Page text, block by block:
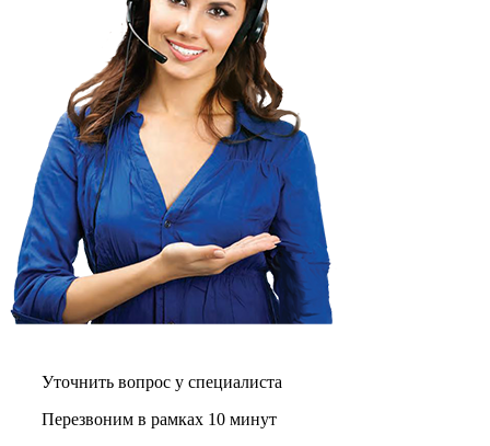
газовых плит
газовой поверхности
геймпадов
генераторов
генераторов азота
генераторов дыма
генераторов льда
генераторов
гидравлических блоков питания
гидроаккумуляторов
гидроциклов
гидромассажеров
гидромодулей
гидроциклов
гигрометров
гильотинных ножей
гироскутеров
глубинных вибраторов
gps часов
Уточнить вопрос у специалиста
Перезвоним в рамках 10 минут